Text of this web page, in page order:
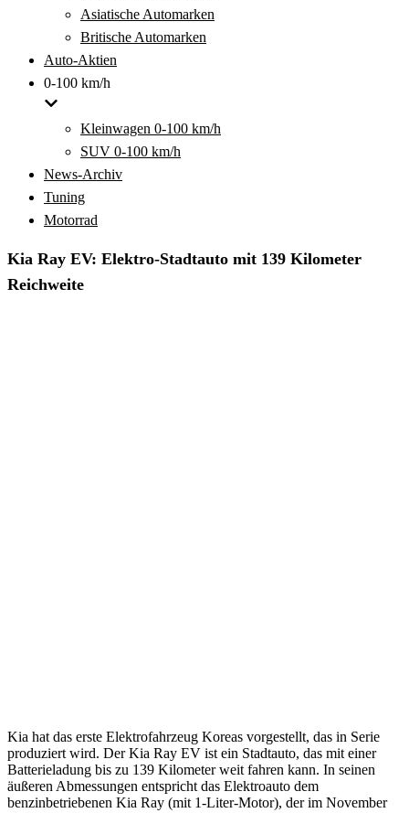
Asiatische Automarken
Britische Automarken
Auto-Aktien
0-100 km/h
Kleinwagen 0-100 km/h
SUV 0-100 km/h
News-Archiv
Tuning
Motorrad
Kia Ray EV: Elektro-Stadtauto mit 139 Kilometer
Reichweite
Kia hat das erste Elektrofahrzeug Koreas vorgestellt, das in Serie
produziert wird. Der Kia Ray EV ist ein Stadtauto, das mit einer
Batterieladung bis zu 139 Kilometer weit fahren kann. In seinen
äußeren Abmessungen entspricht das Elektroauto dem
benzinbetriebenen Kia Ray (mit 1-Liter-Motor), der im November